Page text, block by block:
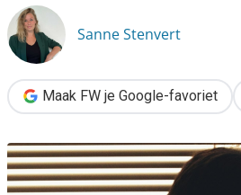
Sanne Stenvert
Maak FW je Google-favoriet